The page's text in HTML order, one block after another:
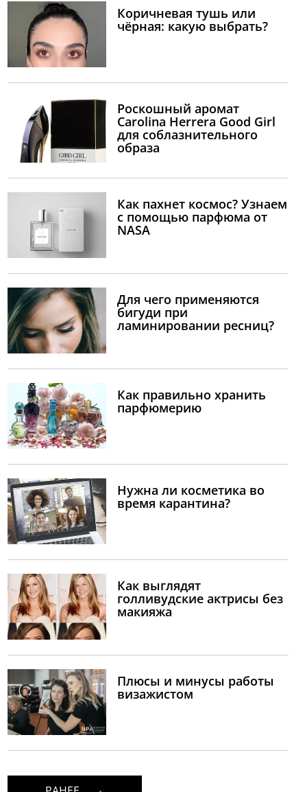
Коричневая тушь или
чёрная: какую выбрать?
Роскошный аромат
Carolina Herrera Good Girl
для соблазнительного
образа
Как пахнет космос? Узнаем
с помощью парфюма от
NASA
Для чего применяются
бигуди при
ламинировании ресниц?
Как правильно хранить
парфюмерию
Нужна ли косметика во
время карантина?
Как выглядят
голливудские актрисы без
макияжа
Плюсы и минусы работы
визажистом